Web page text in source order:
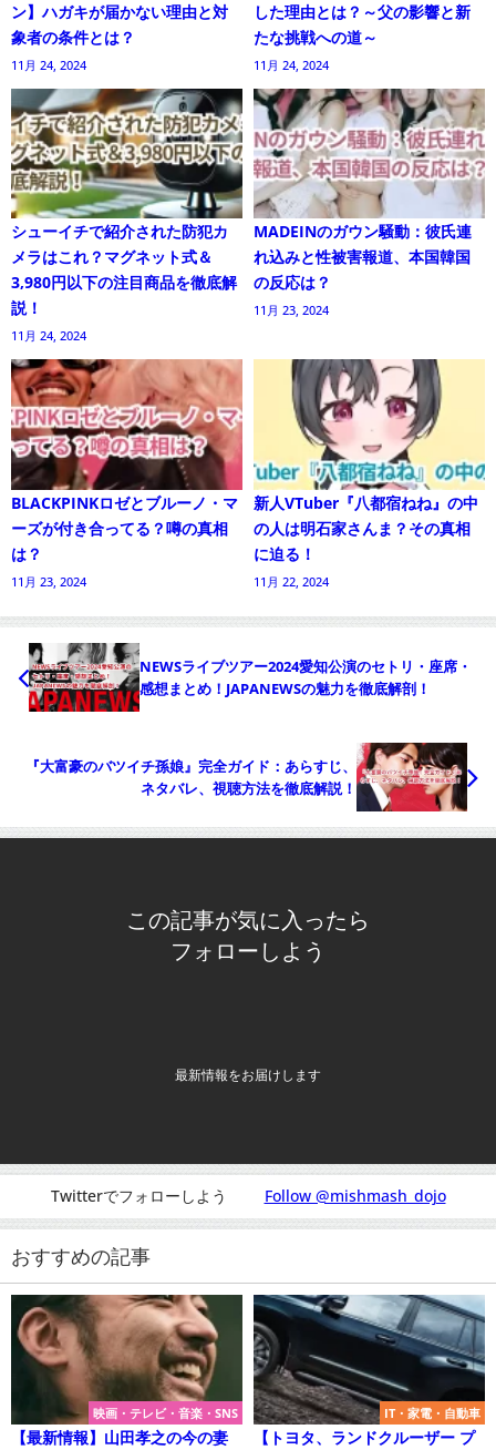
ン】ハガキが届かない理由と対
象者の条件とは？
11月 24, 2024
した理由とは？～父の影響と新
たな挑戦への道～
11月 24, 2024
シューイチで紹介された防犯カ
メラはこれ？マグネット式＆
3,980円以下の注目商品を徹底解
説！
11月 24, 2024
MADEINのガウン騒動：彼氏連
れ込みと性被害報道、本国韓国
の反応は？
11月 23, 2024
BLACKPINKロゼとブルーノ・マ
ーズが付き合ってる？噂の真相
は？
11月 23, 2024
新人VTuber『八都宿ねね』の中
の人は明石家さんま？その真相
に迫る！
11月 22, 2024
NEWSライブツアー2024愛知公演のセトリ・座席・
感想まとめ！JAPANEWSの魅力を徹底解剖！
『大富豪のバツイチ孫娘』完全ガイド：あらすじ、
ネタバレ、視聴方法を徹底解説！
この記事が気に入ったら
フォローしよう
最新情報をお届けします
Twitterでフォローしよう Follow @mishmash_dojo
おすすめの記事
映画・テレビ・音楽・SNS
【最新情報】山田孝之の今の妻
IT・家電・自動車
【トヨタ、ランドクルーザー プ